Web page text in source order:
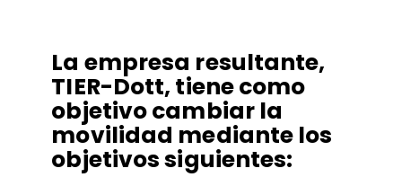
La empresa resultante,
TIER-Dott, tiene como
objetivo cambiar la
movilidad mediante los
objetivos siguientes: